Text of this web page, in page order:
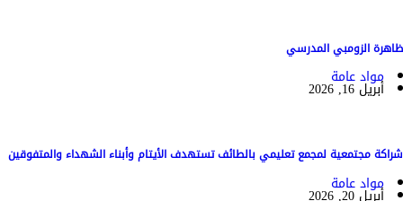
ظاهرة الزومبي المدرسي
مواد عامة
أبريل 16, 2026
شراكة مجتمعية لمجمع تعليمي بالطائف تستهدف الأيتام وأبناء الشهداء والمتفوقين
مواد عامة
أبريل 20, 2026